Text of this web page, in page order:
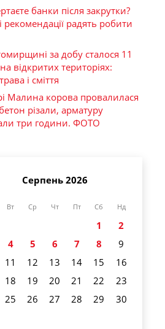
банки після закрутки?
рекомендації радять робити
за добу сталося 11
відкритих територіях:
і сміття
Малина корова провалилася
різали, арматуру
три години. ФОТО
Серпень 2026
Вт Ср Чт Пт Сб Нд
1
2
4 5 6 7 8
9
11 12 13 14 15
16
18 19 20 21 22
23
25 26 27 28 29
30